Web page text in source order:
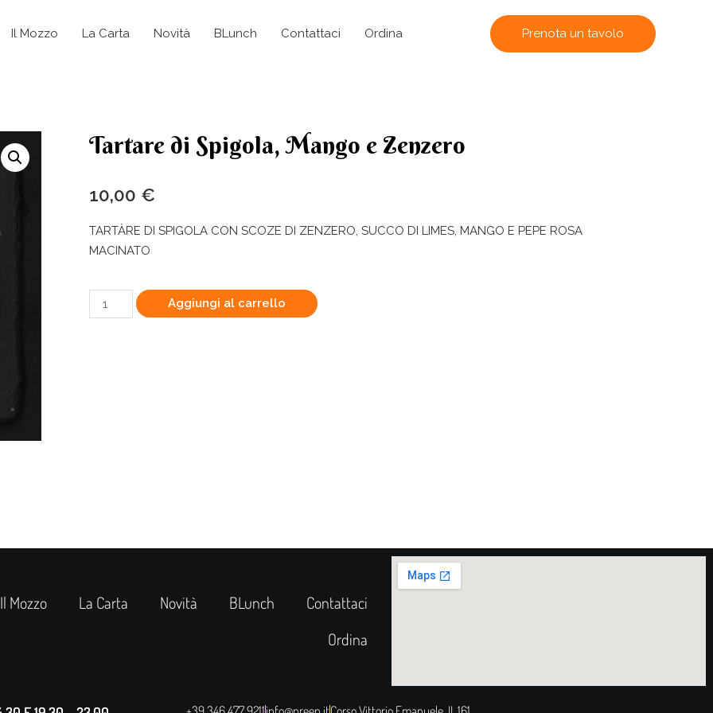
Il Mozzo La Carta Novità BLunch Contattaci Ordina Prenota un tavolo
Tartare di Spigola, Mango e Zenzero
10,00 €
TARTÀRE DI SPIGOLA CON SCOZE DI ZENZERO, SUCCO DI LIMES, MANGO E PEPE ROSA
MACINATO
Aggiungi al carrello
Il Mozzo La Carta Novità BLunch
Contattaci
Ordina